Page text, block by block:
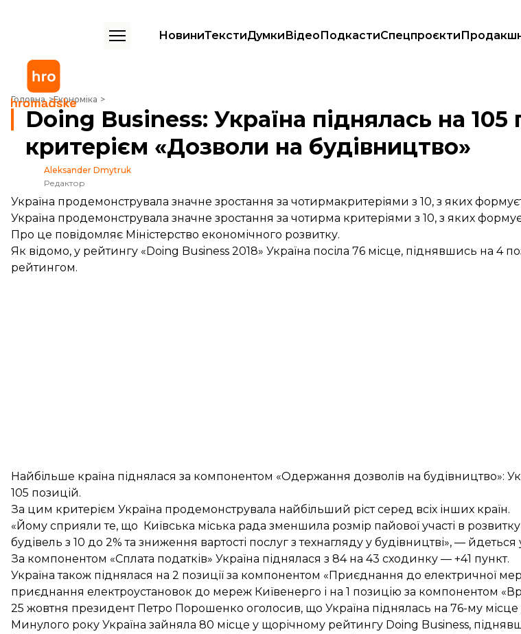
НовиниТекстиДумкиВідеоПодкастиСпецпроєкти
Головна Економіка
Doing Business: Україна піднялась на 105 позицій за критерієм «Дозволи на будівництво»
Doing Business: Україна піднялась на 105
критерієм «Дозволи на будівництво»
Aleksander Dmytruk
Редактор
Україна продемонструвала значне зростання за чотирмакритеріями з 10, з яких
Україна продемонструвала значне зростання за чотирма критеріями з 10, з яких
Про це повідомляє Міністерство економічного розвитку.
Як відомо, у рейтингу «Doing Business 2018» Україна посіла 76 місце, піднявшись на 4
рейтингом.
Найбільше країна піднялася за компонентом «Одержання дозволів на будівництво»:
105 позицій.
За цим критерієм Україна продемонструвала найбільший ріст серед всіх інших країн.
«Йому сприяли те, що Київська міська рада зменшила розмір пайової участі в
будівель з 10 до 2% та зниження вартості послуг з технагляду у будівництві», — йдеться
За компонентом «Сплата податків» Україна піднялася з 84 на 43 сходинку — +41 пункт.
Україна також піднялася на 2 позиції за компонентом «Приєднання до електричної
приєднання електроустановок до мереж Київенерго і на 1 позицію за компонентом
25 жовтня президент Петро Порошенко оголосив, що Україна піднялась на 76-му
Минулого року Україна зайняла 80 місце у щорічному рейтингу Doing Business,